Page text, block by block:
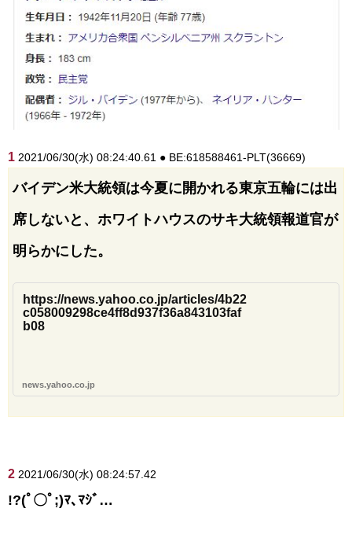
1 2021/06/30(水) 08:24:40.61 ● BE:618588461-PLT(36669)
バイデン米大統領は今夏に開かれる東京五輪には出
席しないと、ホワイトハウスのサキ大統領報道官が
明らかにした。
https://news.yahoo.co.jp/articles/4b22
c058009298ce4ff8d937f36a843103faf
b08
news.yahoo.co.jp
2 2021/06/30(水) 08:24:57.42
!?(ﾟ〇ﾟ;)ﾏ､ﾏｼﾞ…